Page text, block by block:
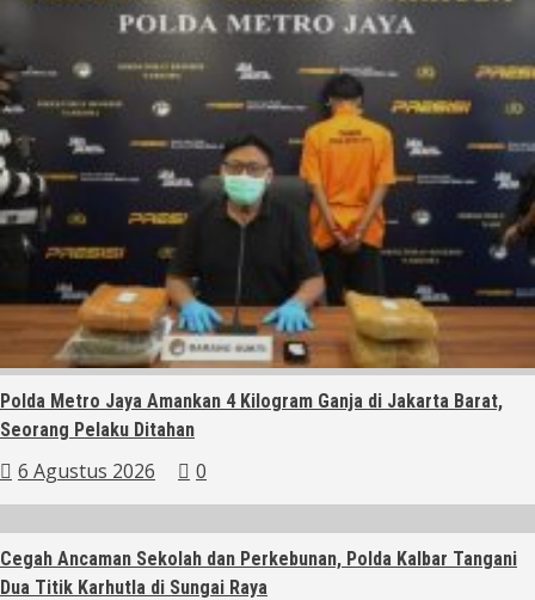
Polda Metro Jaya Amankan 4 Kilogram Ganja di Jakarta Barat,
Seorang Pelaku Ditahan
6 Agustus 2026 0
Cegah Ancaman Sekolah dan Perkebunan, Polda Kalbar Tangani
Dua Titik Karhutla di Sungai Raya